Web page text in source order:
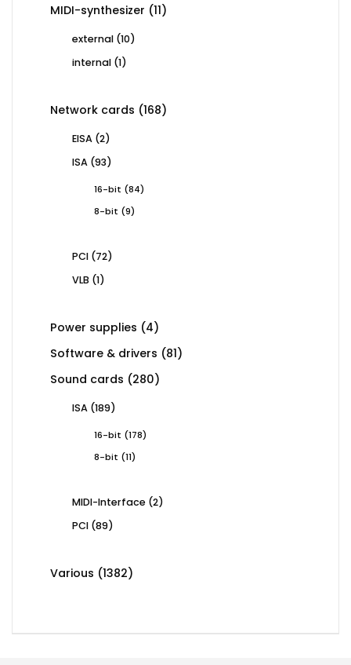
MIDI-synthesizer 1111
external 1010
internal 11
Network cards 168168
EISA 22
ISA 9393
16-bit 8484
8-bit
99
PCI 7272
VLB 11
Power supplies 44
Software & drivers 8181
Sound cards 280280
ISA 189189
16-bit 178178
8-bit
1111
MIDI-Interface 22
PCI 8989
Various 13821382